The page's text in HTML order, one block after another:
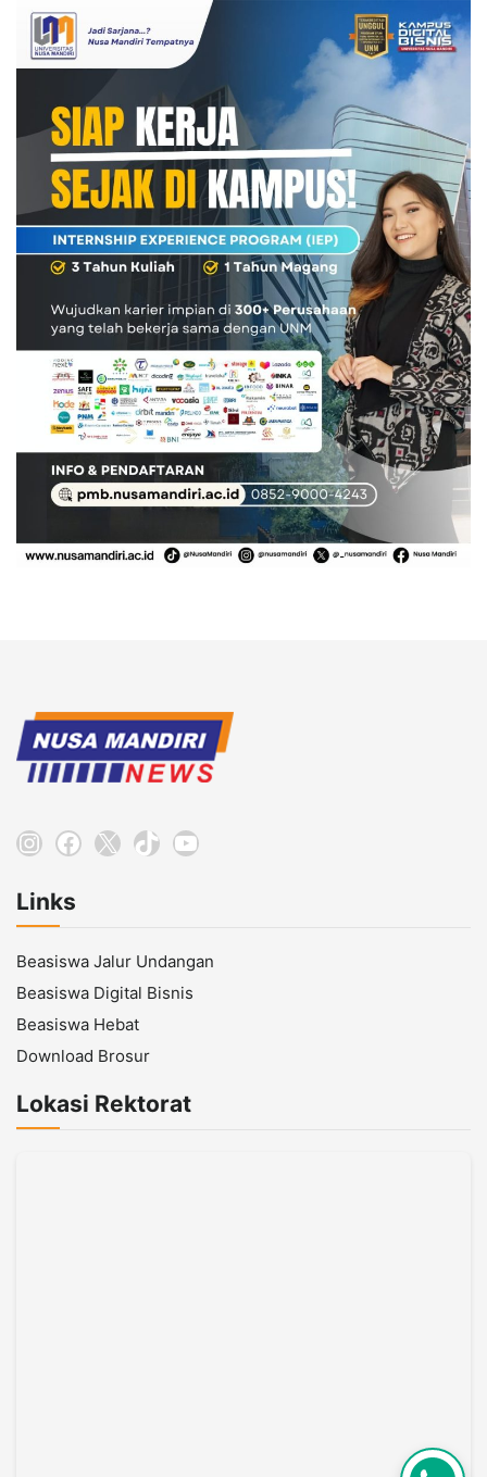
Instagram
Facebook
X TikTokYouTube
Links
Beasiswa Jalur Undangan
Beasiswa Digital Bisnis
Beasiswa Hebat
Download Brosur
Lokasi Rektorat